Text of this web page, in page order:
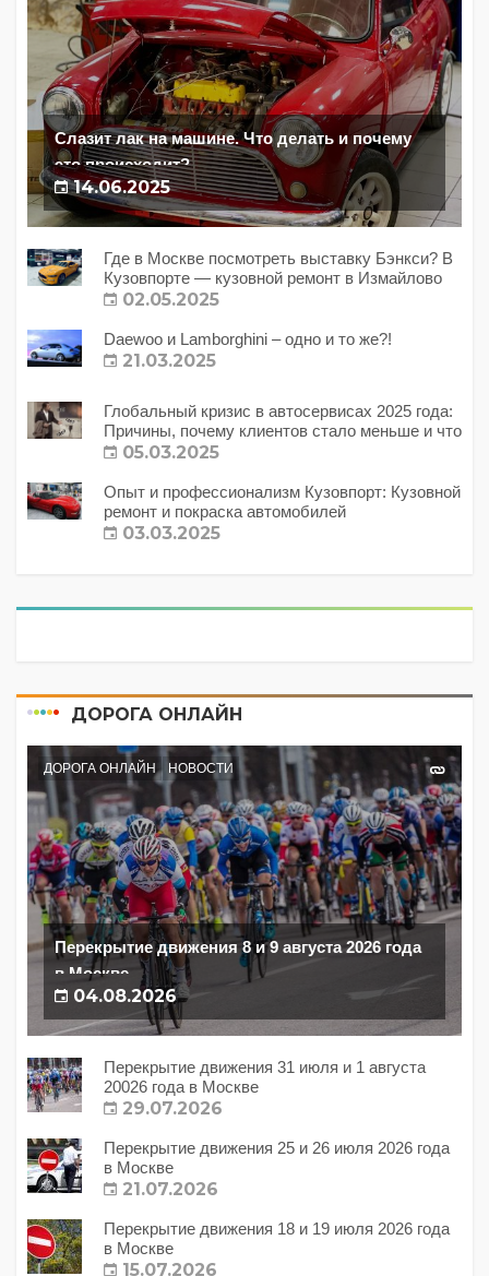
Слазит лак на машине. Что делать и почему
это происходит?
14.06.2025
Где в Москве посмотреть выставку Бэнкси? В
Кузовпорте — кузовной ремонт в Измайлово
02.05.2025
Daewoo и Lamborghini – одно и то же?!
21.03.2025
Глобальный кризис в автосервисах 2025 года:
Причины, почему клиентов стало меньше и что
с этим делать?
05.03.2025
Опыт и профессионализм Кузовпорт: Кузовной
ремонт и покраска автомобилей
03.03.2025
ДОРОГА ОНЛАЙН
ДОРОГА ОНЛАЙН НОВОСТИ
Перекрытие движения 8 и 9 августа 2026 года
в Москве
04.08.2026
Перекрытие движения 31 июля и 1 августа
20026 года в Москве
29.07.2026
Перекрытие движения 25 и 26 июля 2026 года
в Москве
21.07.2026
Перекрытие движения 18 и 19 июля 2026 года
в Москве
15.07.2026